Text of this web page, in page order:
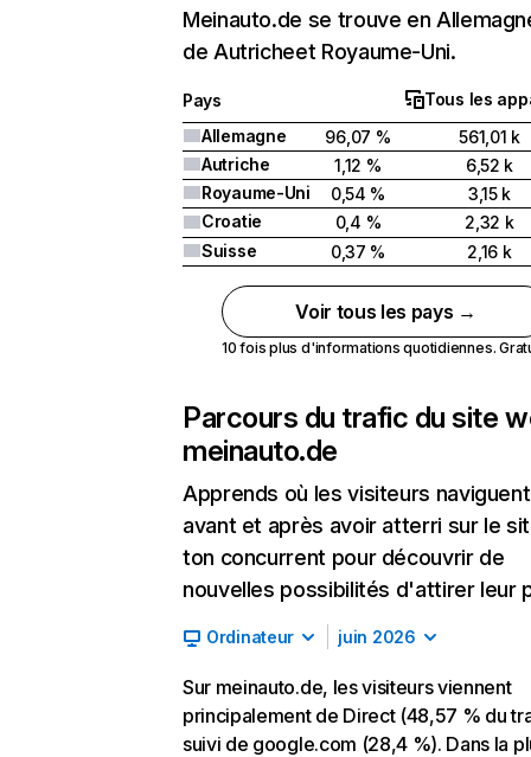
Meinauto.de se trouve en
de Autricheet Royaume-Uni.
Pays
Tous les
Allemagne
96,07 %
561,01 k
Autriche
1,12 %
6,52 k
Royaume-Uni
0,54 %
3,15 k
Croatie
0,4 %
2,32 k
Suisse
0,37 % 2,16 k
Voir tous les pays →
10 fois plus d'informations quotidiennes.
Parcours du trafic du site
meinauto.de
Apprends où les visiteurs naviguent
avant et après avoir atterri sur le
ton concurrent pour découvrir de
nouvelles possibilités d'attirer leur
Ordinateur juin 2026
Sur meinauto.de, les visiteurs viennent
principalement de Direct (48,57 % du
suivi de google.com (28,4 %). Dans la